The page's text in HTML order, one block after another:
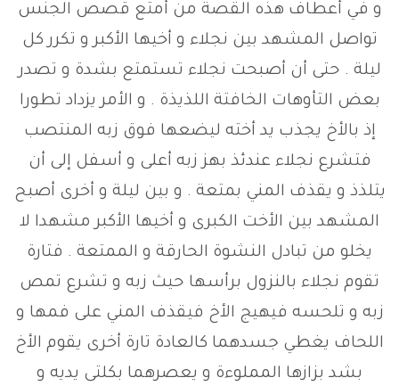
و في أعطاف هذه القصة من أمتع قصص الجنس
تواصل المشهد بين نجلاء و أخيها الأكبر و تكرر كل
ليلة . حتى أن أصبحت نجلاء تستمتع بشدة و تصدر
بعض التأوهات الخافتة اللذيذة . و الأمر يزداد تطورا
إذ بالأخ يجذب يد أخته ليضعها فوق زبه المنتصب
فتشرع نجلاء عندئذ بهز زبه أعلى و أسفل إلى أن
يتلذذ و يقذف المني بمتعة . و بين ليلة و أخرى أصبح
المشهد بين الأخت الكبرى و أخيها الأكبر مشهدا لا
يخلو من تبادل النشوة الحارقة و الممتعة . فتارة
تقوم نجلاء بالنزول برأسها حيث زبه و تشرع تمص
زبه و تلحسه فيهيج الأخ فيقذف المني على فمها و
اللحاف يغطي جسدهما كالعادة تارة أخرى يقوم الأخ
بشد بزازها المملوءة و يعصرهما بكلتى يديه و